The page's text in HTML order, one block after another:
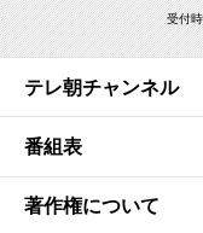
受付
テレ朝チャンネル
番組表
著作権について